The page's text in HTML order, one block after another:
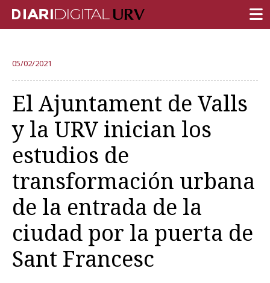
INVESTIGACIÓN
DOCENCIA
INSTITUCIÓN
VIDA EN EL CAMPUS
COMUNIDAD URV
REPORTAJES
Ámbitos universitarios
05/02/2021
El Ajuntament de Valls
y la URV inician los
estudios de
transformación urbana
de la entrada de la
ciudad por la puerta de
Sant Francesc